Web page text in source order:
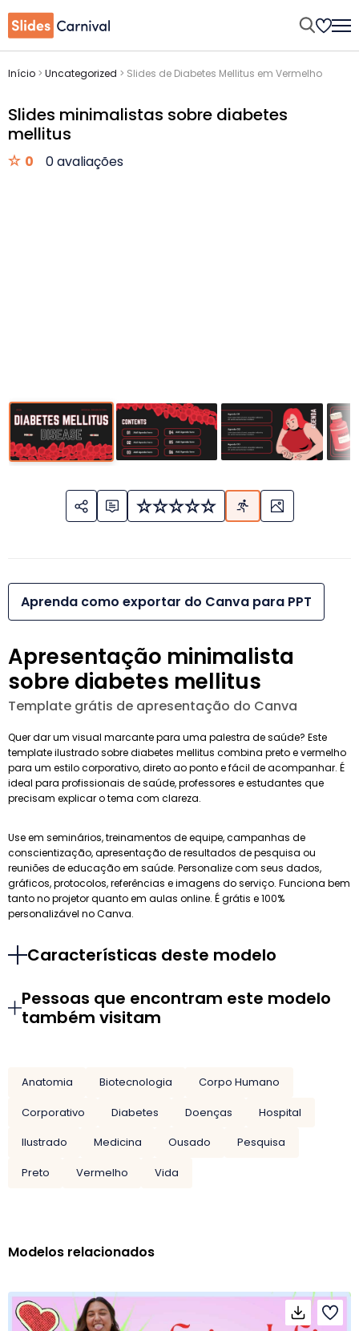
Início > Uncategorized > Slides de Diabetes Mellitus em Vermelho
Slides minimalistas sobre diabetes
mellitus
0 0 avaliações
Aprenda como exportar do Canva para PPT
Apresentação minimalista
sobre diabetes mellitus
Template grátis de apresentação do Canva
Quer dar um visual marcante para uma palestra de saúde? Este
template ilustrado sobre diabetes mellitus combina preto e vermelho
para um estilo corporativo, direto ao ponto e fácil de acompanhar. É
ideal para profissionais de saúde, professores e estudantes que
precisam explicar o tema com clareza.
Use em seminários, treinamentos de equipe, campanhas de
conscientização, apresentação de resultados de pesquisa ou
reuniões de educação em saúde. Personalize com seus dados,
gráficos, protocolos, referências e imagens do serviço. Funciona bem
tanto no projetor quanto em aulas online. É grátis e 100%
personalizável no Canva.
Características deste modelo
Pessoas que encontram este modelo
também visitam
Anatomia Biotecnologia
Corpo Humano
Corporativo
Diabetes Doenças
Hospital
Ilustrado
Medicina Ousado
Pesquisa
Preto
Vermelho Vida
Modelos relacionados